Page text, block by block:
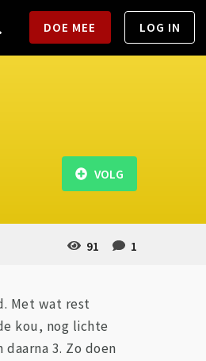
DOE MEE LOG IN
91 1
VOLG
Met wat rest
kou, nog lichte
3. Zo doen